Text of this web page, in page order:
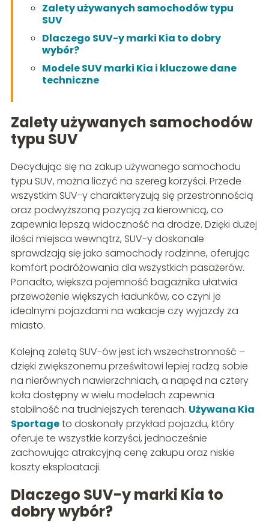
Zalety używanych samochodów typu
SUV
Dlaczego SUV-y marki Kia to dobry
wybór?
Modele SUV marki Kia i kluczowe dane
techniczne
Zalety używanych samochodów
typu SUV
Decydując się na zakup używanego samochodu
typu SUV, można liczyć na szereg korzyści. Przede
wszystkim SUV-y charakteryzują się przestronnością
oraz podwyższoną pozycją za kierownicą, co
zapewnia lepszą widoczność na drodze. Dzięki dużej
ilości miejsca wewnątrz, SUV-y doskonale
sprawdzają się jako samochody rodzinne, oferując
komfort podróżowania dla wszystkich pasażerów.
Ponadto, większa pojemność bagażnika ułatwia
przewożenie większych ładunków, co czyni je
idealnymi pojazdami na wakacje czy wyjazdy za
miasto.
Kolejną zaletą SUV-ów jest ich wszechstronność –
dzięki zwiększonemu prześwitowi lepiej radzą sobie
na nierównych nawierzchniach, a napęd na cztery
koła dostępny w wielu modelach zapewnia
stabilność na trudniejszych terenach. Używana Kia
Sportageto doskonały przykład pojazdu, który
oferuje te wszystkie korzyści, jednocześnie
zachowując atrakcyjną cenę zakupu oraz niskie
koszty eksploatacji.
Dlaczego SUV-y marki Kia to
dobry wybór?